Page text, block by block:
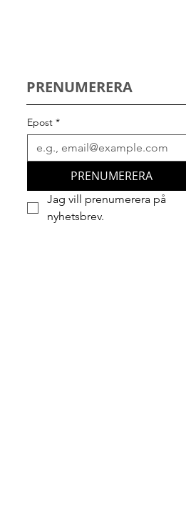
PRENUMERERA
Epost *
PRENUMERERA
Jag vill prenumerera på
nyhetsbrev.